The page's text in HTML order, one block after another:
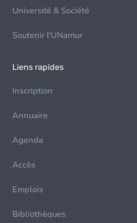
Université & Société
Soutenir l'UNamur
Liens rapides
Inscription
Annuaire
Agenda
Accès
Emplois
Bibliothèques